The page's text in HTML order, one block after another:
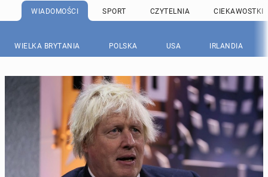
WIADOMOŚCI SPORT CZYTELNIA CIEKAWOSTKI
WIELKA BRYTANIA POLSKA USA IRLANDIA